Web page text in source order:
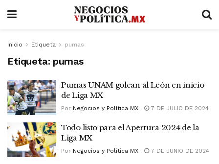
Inicio Etiqueta pumas
Etiqueta: pumas
Pumas UNAM golean al León en inicio
de Liga MX
Por Negocios y Política MX 7 DE JULIO DE 2024
Todo listo para el Apertura 2024 de la
Liga MX
Por Negocios y Política MX 7 DE JUNIO DE 2024